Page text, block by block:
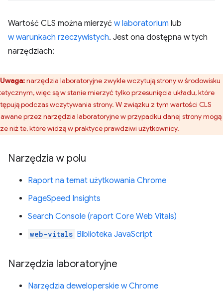
Wartość CLS można mierzyć w laboratorium lub
w warunkach rzeczywistych. Jest ona dostępna w tych
narzędziach:
Uwaga:narzędzia laboratoryjne zwykle wczytują strony w środowisku
więc są w stanie mierzyć tylko przesunięcia układu, które
podczas wczytywania strony. W związku z tym wartości CLS
przez narzędzia laboratoryjne w przypadku danej strony mogą
niż te, które widzą w praktyce prawdziwi użytkownicy.
Narzędzia w polu
Raport na temat użytkowania Chrome
PageSpeed Insights
Search Console (raport Core Web Vitals)
web-vitals Biblioteka JavaScript
Narzędzia laboratoryjne
Narzędzia deweloperskie w Chrome